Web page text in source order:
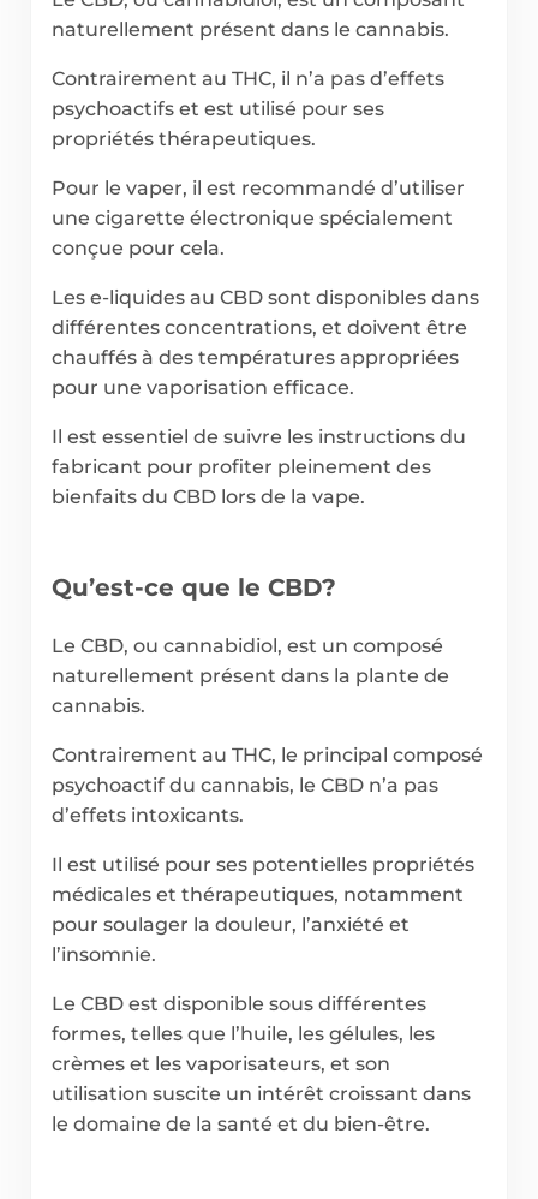
naturellement présent dans le cannabis.
Contrairement au THC, il n’a pas d’effets
psychoactifs et est utilisé pour ses
propriétés thérapeutiques.
Pour le vaper, il est recommandé d’utiliser
une cigarette électronique spécialement
conçue pour cela.
Les e-liquides au CBD sont disponibles dans
différentes concentrations, et doivent être
chauffés à des températures appropriées
pour une vaporisation efficace.
Il est essentiel de suivre les instructions du
fabricant pour profiter pleinement des
bienfaits du CBD lors de la vape.
Qu’est-ce que le CBD?
Le CBD, ou cannabidiol, est un composé
naturellement présent dans la plante de
cannabis.
Contrairement au THC, le principal composé
psychoactif du cannabis, le CBD n’a pas
d’effets intoxicants.
Il est utilisé pour ses potentielles propriétés
médicales et thérapeutiques, notamment
pour soulager la douleur, l’anxiété et
l’insomnie.
Le CBD est disponible sous différentes
formes, telles que l’huile, les gélules, les
crèmes et les vaporisateurs, et son
utilisation suscite un intérêt croissant dans
le domaine de la santé et du bien-être.